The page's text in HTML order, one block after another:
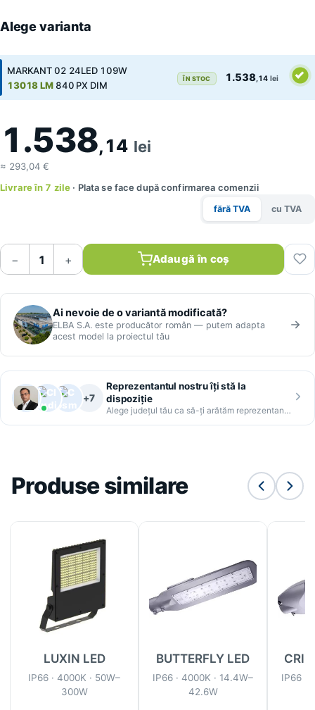
Alege varianta
MARKANT 02 24LED 109W
13018 LM840 PX DIM
ÎN STOC 1.538 ,14 lei
1.538,14 lei
≈ 293,04 €
Livrare în 7 zile · Plata se face după confirmarea comenzii
fără TVA cu TVA
− + Adaugă în coș
Ai nevoie de o variantă modificată?
ELBA S.A. este producător român — putem adapta
acest model la proiectul tău
+7
Reprezentantul nostru îți stă la
dispoziție
Alege județul tău ca să-ți arătăm reprezentantul
Produse similare
LUXIN LED
IP66 · 4000K · 50W–
300W
BUTTERFLY LED
IP66 · 4000K · 14.4W–
42.6W
IP66 ·